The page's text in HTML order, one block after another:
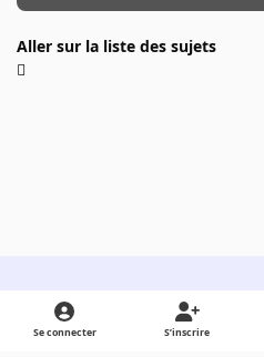
Aller sur la liste des sujets
Light ModeDark ModeSystem Preference
Se connecter S’inscrire